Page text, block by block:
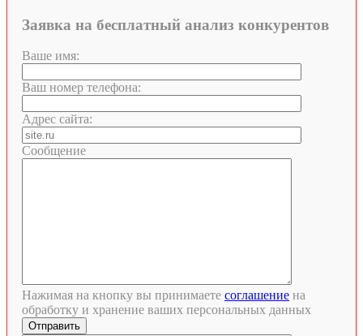
Заявка на бесплатный анализ конкурентов
Ваше имя:
Ваш номер телефона:
Адрес сайта:
Сообщение
Нажимая на кнопку вы принимаете соглашение на
обработку и хранение ваших персональных данных